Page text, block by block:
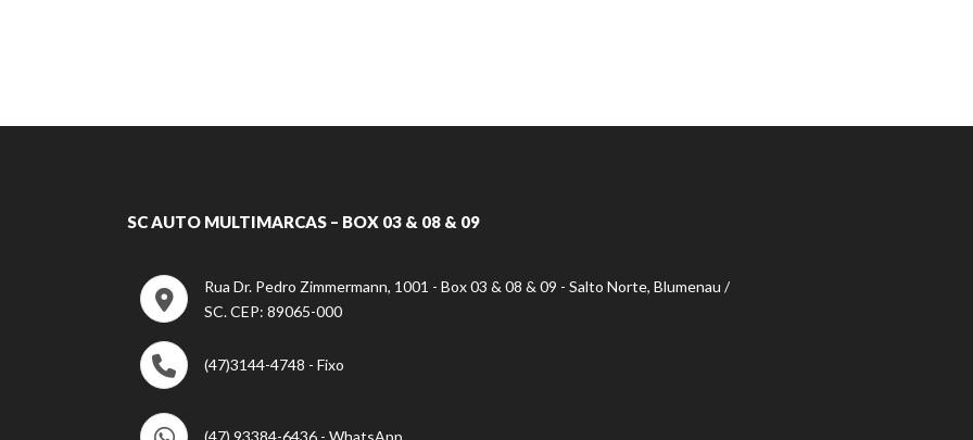
SC AUTO MULTIMARCAS – BOX 03 & 08 & 09
Rua Dr. Pedro Zimmermann, 1001 - Box 03 & 08 & 09 - Salto Norte, Blumenau /
SC. CEP: 89065-000
(47)3144-4748 - Fixo